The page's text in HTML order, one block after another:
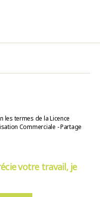
les termes de la Licence
Commerciale - Partage
votre travail, je